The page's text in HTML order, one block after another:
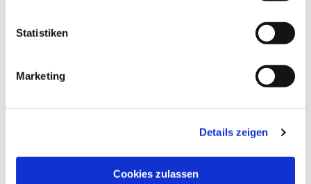
Statistiken
Marketing
Details zeigen
Cookies zulassen